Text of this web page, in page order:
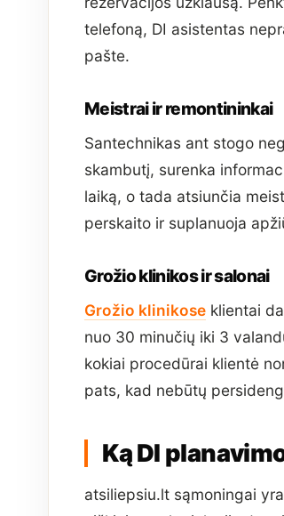
telefoną, DI asistentas
pašte.
Meistrai ir remontininkai
Santechnikas ant stogo
skambutį, surenka
laiką, o tada atsiunčia
perskaito ir suplanuoja
Grožio klinikos ir salonai
Grožio klinikose klientai
nuo 30 minučių iki 3
kokiai procedūrai klientė
pats, kad nebūtų
Ką DI
atsiliepsiu.lt sąmoningai